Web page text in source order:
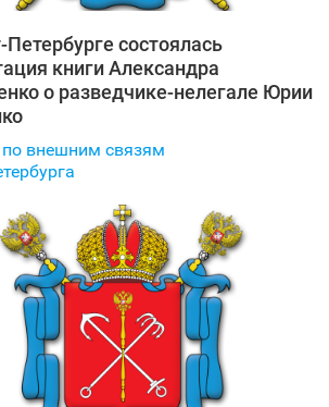
состоялась
книги Александра
о разведчике-нелегале Юрии
по внешним связям